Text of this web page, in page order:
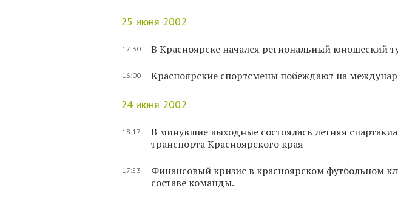
25 июня 2002
17:30 В Красноярске начался региональный юношеский
16:00 Красноярские спортсмены побеждают на
24 июня 2002
18:17
В минувшие выходные состоялась летняя
транспорта Красноярского края
17:53
Финансовый кризис в красноярском футбольном
составе команды.